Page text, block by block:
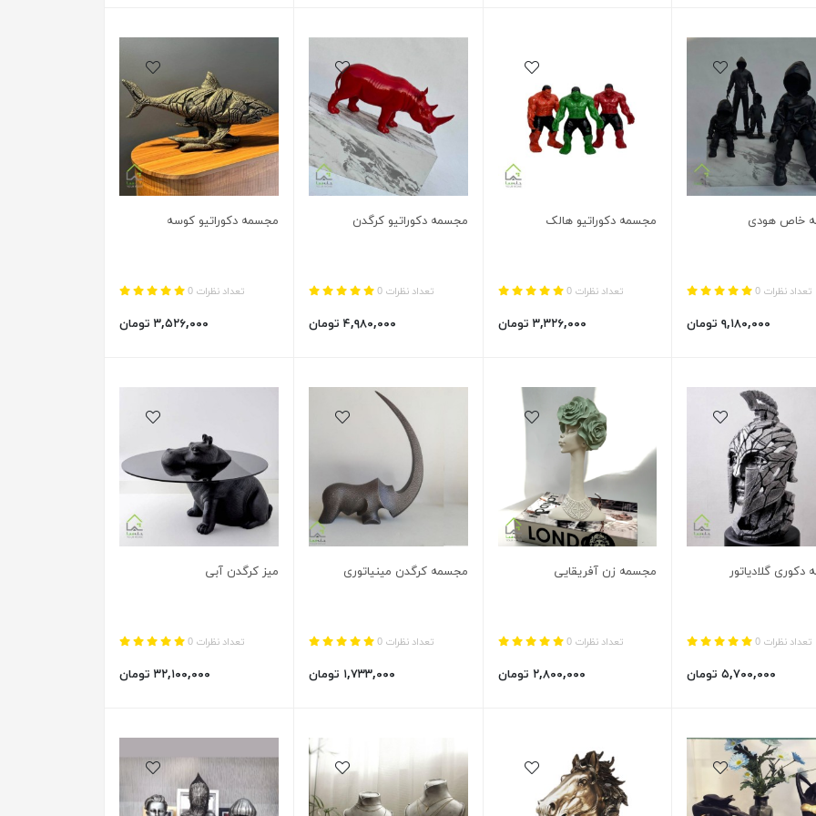
خاص هودی
تعداد نظرات 0
۹,۱۸۰,۰۰۰ تومان
مجسمه دکوراتیو هالک
تعداد نظرات 0
۳,۳۲۶,۰۰۰ تومان
مجسمه دکوراتیو کرگدن
تعداد نظرات 0
۴,۹۸۰,۰۰۰ تومان
مجسمه دکوراتیو کوسه
تعداد نظرات 0
۳,۵۲۶,۰۰۰ تومان
گلادیاتور
تعداد نظرات 0
۵,۷۰۰,۰۰۰ تومان
مجسمه زن آفریقایی
تعداد نظرات 0
۲,۸۰۰,۰۰۰ تومان
مجسمه کرگدن مینیاتوری
تعداد نظرات 0
۱,۷۳۳,۰۰۰ تومان
میز کرگدن آبی
تعداد نظرات 0
۳۲,۱۰۰,۰۰۰ تومان